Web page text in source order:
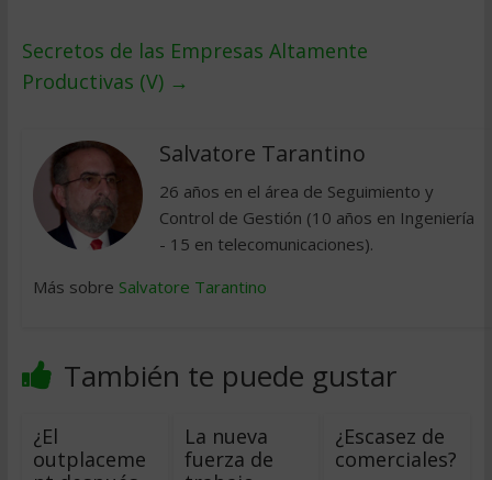
Secretos de las Empresas Altamente
Productivas (V) →
Salvatore Tarantino
26 años en el área de Seguimiento y
Control de Gestión (10 años en Ingeniería
- 15 en telecomunicaciones).
Más sobre Salvatore Tarantino
También te puede gustar
¿El
outplaceme
La nueva
fuerza de
¿Escasez de
comerciales?